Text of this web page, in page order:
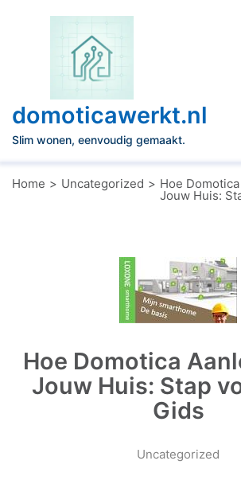
domoticawerkt.nl
Slim wonen, eenvoudig gemaakt.
Home Uncategorized Hoe
Jouw Huis:
Hoe Domotica
Jouw Huis: Stap
Gids
Uncategorized